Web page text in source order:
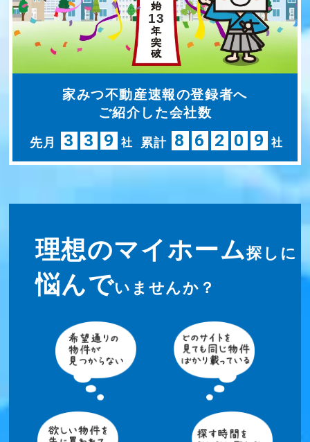
13
家みつ不動産速報の登録者へ
ご紹介した会社数
先月 3 3 9 社 累計 8 6 2 0 9 社
理想のマイホーム探しに
悩んでいませんか？